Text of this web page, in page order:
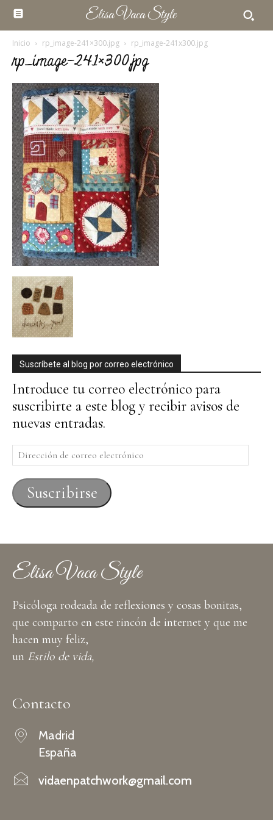
Elisa Vaca Style
Inicio rp_image-241×300.jpg rp_image-241x300.jpg
rp_image-241×300.jpg
Suscríbete al blog por correo electrónico
Introduce tu correo electrónico para
suscribirte a este blog y recibir avisos de
nuevas entradas.
Dirección
de
correo
electrónico
Suscribirse
Elisa Vaca Style
Psicóloga rodeada de reflexiones y cosas bonitas,
que comparto en este rincón de internet y que me
hacen muy feliz,
un Estilo de vida,
Contacto
Madrid
España
vidaenpatchwork@gmail.com